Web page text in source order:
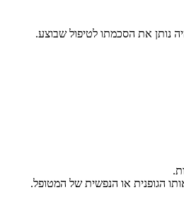
נותן את הסכמתו לטיפול שבוצע.
הגופנית או הנפשית של המטופל.